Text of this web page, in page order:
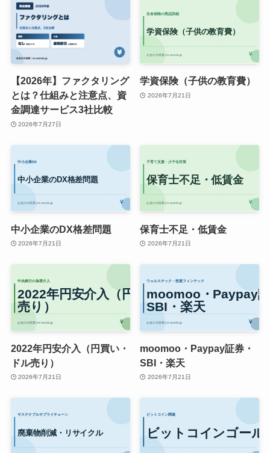
【2026年】ファクタリング
とは？仕組みと注意点、資
金調達サービス3社比較
2026年7月27日
学資保険（子供の教育費）
2026年7月21日
中小企業のDX格差問題
2026年7月21日
保育士不足・低賃金
2026年7月21日
2022年円安介入（円買い・
ドル売り）
2026年7月21日
moomoo・Paypay証券・
SBI・楽天
2026年7月21日